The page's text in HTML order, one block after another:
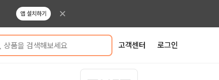
앱 설치하기
상품을 검색해보세요 고객센터 로그인